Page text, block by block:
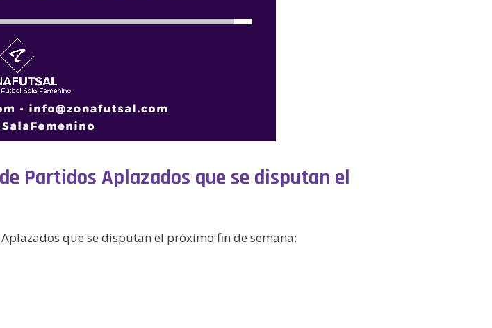
Partidos Aplazados que se disputan el
que se disputan el próximo fin de semana: